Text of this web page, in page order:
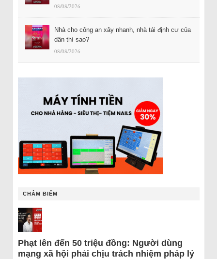
08/08/2026
Nhà cho công an xây nhanh, nhà tái định cư của
dân thì sao?
08/08/2026
CHÂM BIẾM
Phạt lên đến 50 triệu đồng: Người dùng
mạng xã hội phải chịu trách nhiệm pháp lý